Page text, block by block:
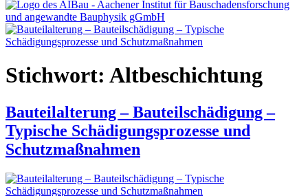
AIBau – Aachener Institut für Bauschadensforschung und
Stichwort: Altbeschichtung
Bauteilalterung – Bauteilschädigung –
Typische Schädigungsprozesse und
Schutzmaßnahmen